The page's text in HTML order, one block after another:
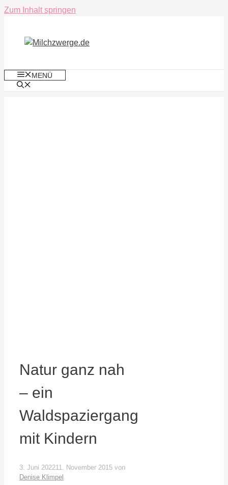
Zum Inhalt springen
MENÜ
Natur ganz nah
– ein
Waldspaziergang
mit Kindern
3. Juni 202211. November 2015 von
Denise Klimpel